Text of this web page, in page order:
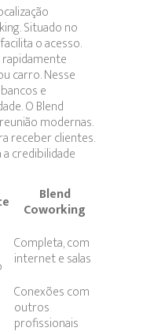
Situado no
o acesso.
carro. Nesse
e
O Blend
modernas.
receber clientes.
a credibilidade
Blend
Coworking
Completa, com
internet e salas
Conexões com
outros
profissionais